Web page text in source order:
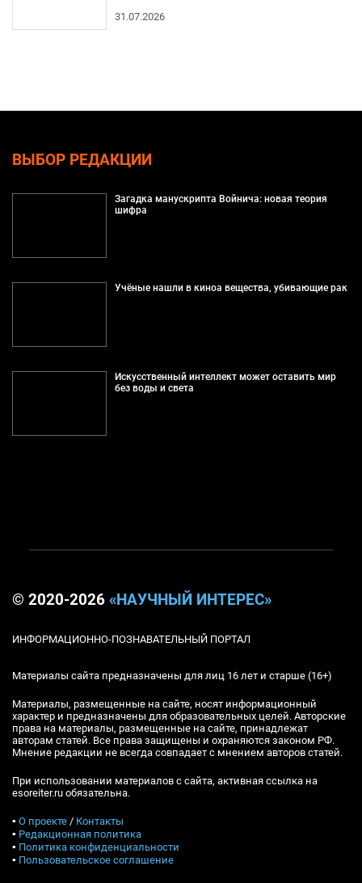
31.07.2026
ВЫБОР РЕДАКЦИИ
Загадка манускрипта Войнича: новая теория
шифра
Учёные нашли в киноа вещества, убивающие рак
Искусственный интеллект может оставить мир
без воды и света
© 2020-2026 «НАУЧНЫЙ ИНТЕРЕС»
ИНФОРМАЦИОННО-ПОЗНАВАТЕЛЬНЫЙ ПОРТАЛ
Материалы сайта предназначены для лиц 16 лет и старше (16+)
Материалы, размещенные на сайте, носят информационный
характер и предназначены для образовательных целей. Авторские
права на материалы, размещенные на сайте, принадлежат
авторам статей. Все права защищены и охраняются законом РФ.
Мнение редакции не всегда совпадает с мнением авторов статей.
При использовании материалов с сайта, активная ссылка на
esoreiter.ru обязательна.
▪ О проекте / Контакты
▪ Редакционная политика
▪ Политика конфиденциальности
▪ Пользовательское соглашение